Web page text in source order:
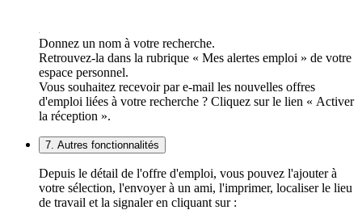
Donnez un nom à votre recherche.
Retrouvez-la dans la rubrique « Mes alertes emploi » de votre
espace personnel.
Vous souhaitez recevoir par e-mail les nouvelles offres
d'emploi liées à votre recherche ? Cliquez sur le lien « Activer
la réception ».
7. Autres fonctionnalités
Depuis le détail de l'offre d'emploi, vous pouvez l'ajouter à
votre sélection, l'envoyer à un ami, l'imprimer, localiser le lieu
de travail et la signaler en cliquant sur :